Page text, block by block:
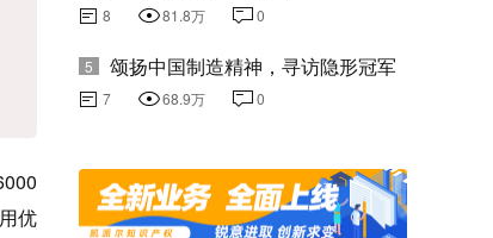
优
8 81.8万 0
5 颂扬中国制造精神，寻访隐形冠军
7 68.9万 0